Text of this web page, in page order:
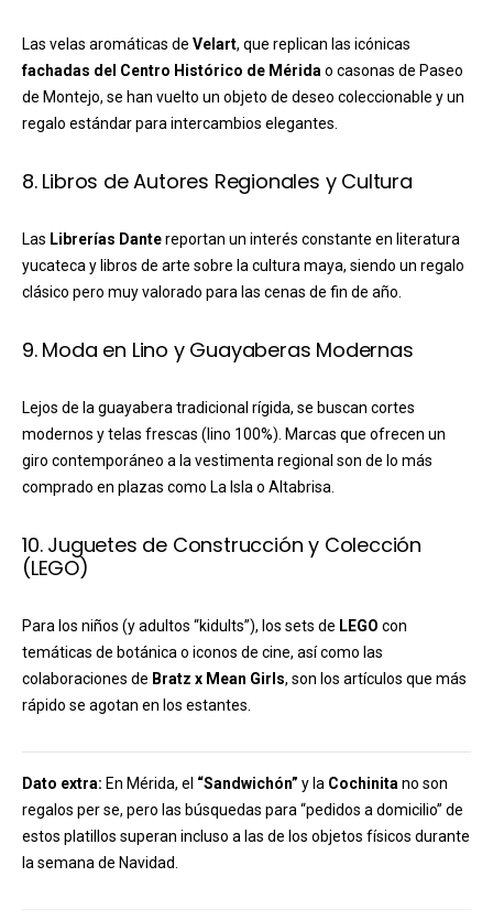
Las velas aromáticas de Velart, que replican las icónicas
fachadas del Centro Histórico de Méridao casonas de Paseo
de Montejo, se han vuelto un objeto de deseo coleccionable y un
regalo estándar para intercambios elegantes.
8. Libros de Autores Regionales y Cultura
Las Librerías Dantereportan un interés constante en literatura
yucateca y libros de arte sobre la cultura maya, siendo un regalo
clásico pero muy valorado para las cenas de fin de año.
9. Moda en Lino y Guayaberas Modernas
Lejos de la guayabera tradicional rígida, se buscan cortes
modernos y telas frescas (lino 100%). Marcas que ofrecen un
giro contemporáneo a la vestimenta regional son de lo más
comprado en plazas como La Isla o Altabrisa.
10. Juguetes de Construcción y Colección
(LEGO)
Para los niños (y adultos “kidults”), los sets de LEGO con
temáticas de botánica o iconos de cine, así como las
colaboraciones de Bratz x Mean Girls, son los artículos que más
rápido se agotan en los estantes.
Dato extra: En Mérida, el “Sandwichón” y la Cochinitano son
regalos per se, pero las búsquedas para “pedidos a domicilio” de
estos platillos superan incluso a las de los objetos físicos durante
la semana de Navidad.